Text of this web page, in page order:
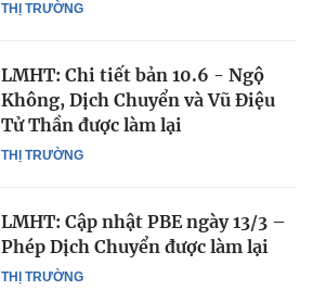
THỊ TRƯỜNG
THỊ TRƯỜNG
LMHT: Chi tiết bản 10.6 - Ngộ
Không, Dịch Chuyển và Vũ Điệu
Tử Thần được làm lại
THỊ TRƯỜNG
LMHT: Cập nhật PBE ngày 13/3 –
Phép Dịch Chuyển được làm lại